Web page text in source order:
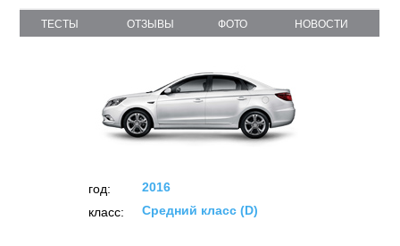
ТЕСТЫ ОТЗЫВЫ ФОТО НОВОСТИ
год:
2016
класс:
Средний класс (D)